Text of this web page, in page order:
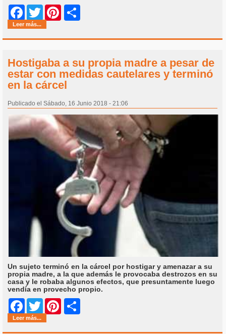
Facebook
Twitter Pinterest
Leer más...
Hostigaba a su propia madre a pesar de
estar con medidas cautelares y terminó
en la cárcel
Publicado el Sábado, 16 Junio 2018 - 21:06
Un sujeto terminó en la cárcel por hostigar y amenazar a su
propia madre, a la que además le provocaba destrozos en su
casa y le robaba algunos efectos, que presuntamente luego
vendía en provecho propio.
Facebook
Twitter Pinterest
Leer más...